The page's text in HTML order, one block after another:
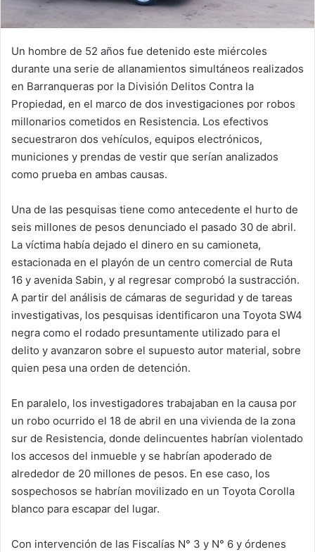
Un hombre de 52 años fue detenido este miércoles
durante una serie de allanamientos simultáneos realizados
en Barranqueras por la División Delitos Contra la
Propiedad, en el marco de dos investigaciones por robos
millonarios cometidos en Resistencia. Los efectivos
secuestraron dos vehículos, equipos electrónicos,
municiones y prendas de vestir que serían analizados
como prueba en ambas causas.
Una de las pesquisas tiene como antecedente el hurto de
seis millones de pesos denunciado el pasado 30 de abril.
La víctima había dejado el dinero en su camioneta,
estacionada en el playón de un centro comercial de Ruta
16 y avenida Sabin, y al regresar comprobó la sustracción.
A partir del análisis de cámaras de seguridad y de tareas
investigativas, los pesquisas identificaron una Toyota SW4
negra como el rodado presuntamente utilizado para el
delito y avanzaron sobre el supuesto autor material, sobre
quien pesa una orden de detención.
En paralelo, los investigadores trabajaban en la causa por
un robo ocurrido el 18 de abril en una vivienda de la zona
sur de Resistencia, donde delincuentes habrían violentado
los accesos del inmueble y se habrían apoderado de
alrededor de 20 millones de pesos. En ese caso, los
sospechosos se habrían movilizado en un Toyota Corolla
blanco para escapar del lugar.
Con intervención de las Fiscalías N° 3 y N° 6 y órdenes